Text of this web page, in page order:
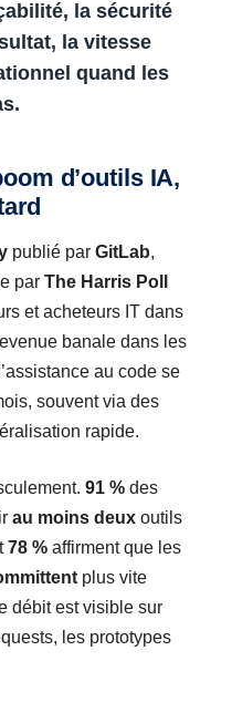
la sécurité
la vitesse
quand les
d’outils IA,
publié par GitLab,
par The Harris Poll
et acheteurs IT dans
banale dans les
au code se
souvent via des
rapide.
91 % des
au moins deux outils
78 % affirment que les
plus vite
débit est visible sur
les prototypes